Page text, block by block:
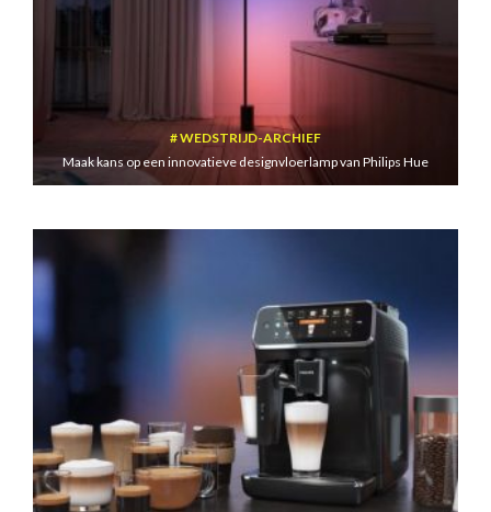
WEDSTRIJD-ARCHIEF
Maak kans op een innovatieve designvloerlamp van Philips Hue